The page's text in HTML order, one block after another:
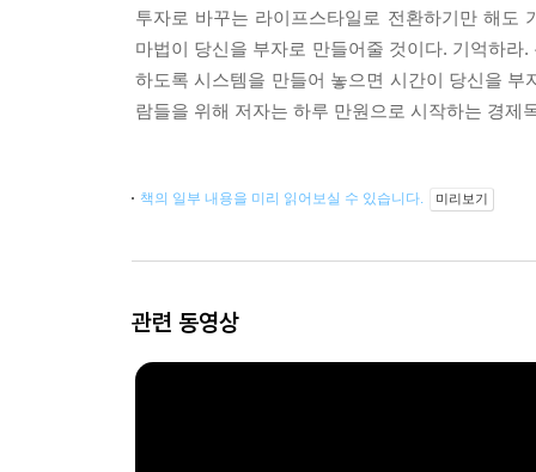
투자로 바꾸는 라이프스타일로 전환하기만 해도
마법이 당신을 부자로 만들어줄 것이다. 기억하
하도록 시스템을 만들어 놓으면 시간이 당신을
람들을 위해 저자는 하루 만원으로 시작하는 경제
책의 일부 내용을 미리 읽어보실 수 있습니다. 미리보기
관련 동영상